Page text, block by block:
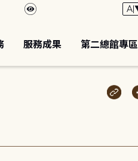
服務成果 第二總館專區